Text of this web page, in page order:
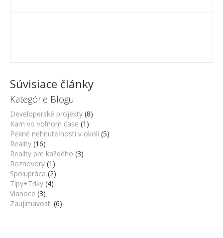
Súvisiace články
Kategórie Blogu
Developerské projekty (8)
Kam vo voľnom čase (1)
Pekné nehnuteľnosti v okolí (5)
Reality (16)
Reality pre každého (3)
Rozhovory (1)
Spolupráca (2)
Tipy+Triky (4)
Vianoce (3)
Zaujímavosti (6)